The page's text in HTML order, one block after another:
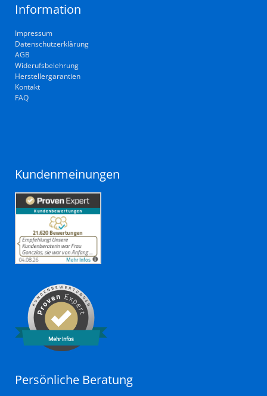
Information
Impressum
Datenschutzerklärung
AGB
Widerufsbelehrung
Herstellergarantien
Kontakt
FAQ
Kundenmeinungen
Mehr Infos
Persönliche Beratung